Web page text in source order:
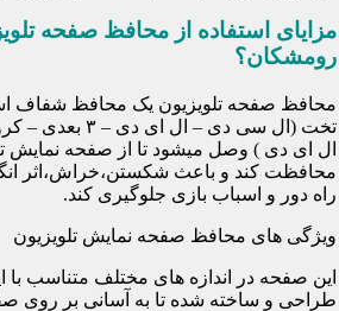
مزایای استفاده از محافظ صفحه
رومشکان؟
محافظ صفحه تلویزیون یک محافظ شفاف
تخت (ال سی دی –
ال ای دی ) وصل میشود تا از صفحه نمایش
محافظت کند و باعث شکستن،خراش،اثر
راه دور و اسباب بازی جلوگیری کند.
ویژگی های محافظ صفحه نمایش تلویزیون
این صفحه در اندازه های مختلف متناسب با
طراحی و ساخته شده تا به آسانی بر روی